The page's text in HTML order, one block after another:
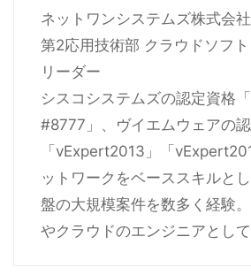
ネットワンシステムズ株式会
第2応用技術部 クラウドソフ
リーダー
シスコシステムズの認定資格
#8777」、ヴイエムウェアの
「vExpert2013」「
ットワークをベーススキルと
盤の大規模案件を数多く経験
やクラウドのエンジニアとして